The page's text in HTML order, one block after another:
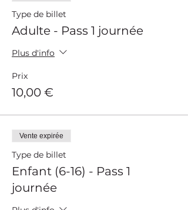
Type de billet
Adulte - Pass 1 journée
Plus d'info
Prix
10,00 €
Vente expirée
Type de billet
Enfant (6-16) - Pass 1
journée